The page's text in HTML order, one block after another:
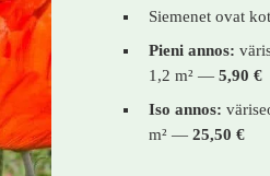
Siemenet ovat
Pieni annos:
1,2 m² — 5,90 €
Iso annos:
m² — 25,50 €